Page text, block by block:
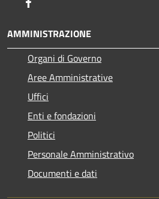
AMMINISTRAZIONE
Organi di Governo
Aree Amministrative
Uffici
Enti e fondazioni
Politici
Personale Amministrativo
Documenti e dati